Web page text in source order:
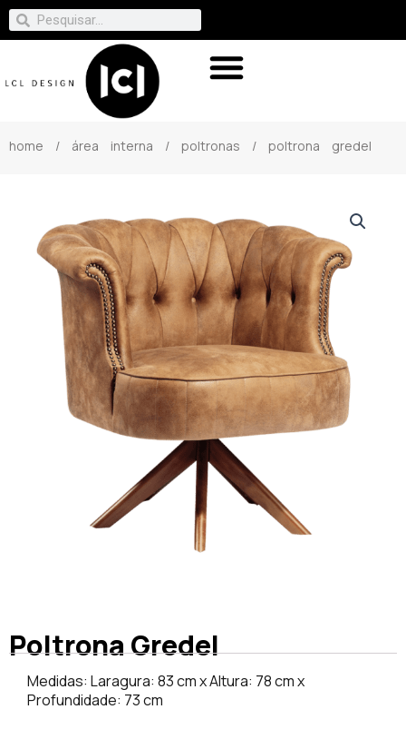
home / área interna / poltronas / poltrona gredel
Poltrona Gredel
Medidas: Laragura: 83 cm x Altura: 78 cm x
Profundidade: 73 cm